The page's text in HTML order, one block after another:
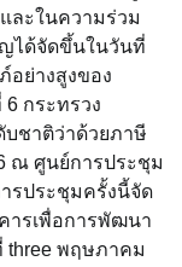
และในความร่วม
ได้จัดขึ้นในวันที่
อย่างสูงของ
กระทรวง
บชาติว่าด้วยภาษี
ณ ศูนย์การประชุม
รประชุมครั้งนี้จัด
ารเพื่อการพัฒนา
three พฤษภาคม